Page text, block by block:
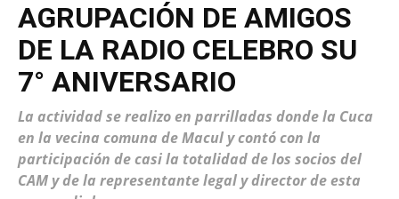
AGRUPACIÓN DE AMIGOS
DE LA RADIO CELEBRO SU
7° ANIVERSARIO
La actividad se realizo en parrilladas donde la Cuca
en la vecina comuna de Macul y contó con la
participación de casi la totalidad de los socios del
CAM y de la representante legal y director de esta